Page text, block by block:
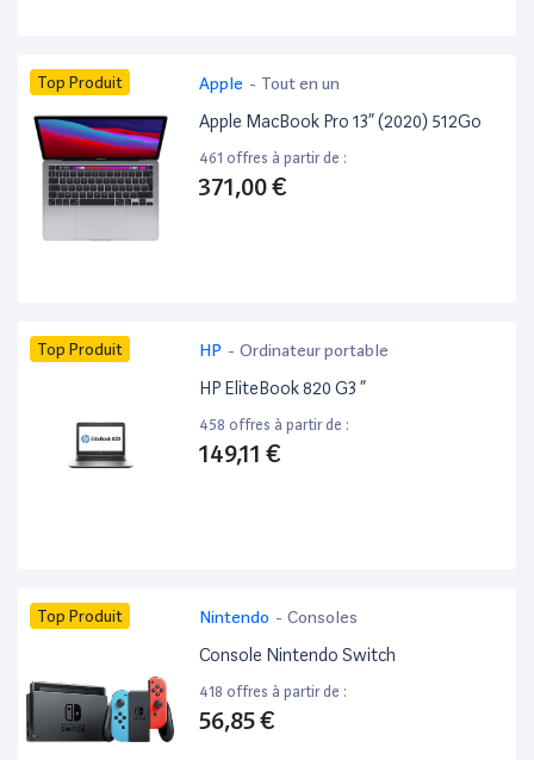
Top Produit Apple - Tout en un
Apple MacBook Pro 13” (2020) 512Go
461 offres à partir de :
371,00 €
Top Produit HP - Ordinateur portable
HP EliteBook 820 G3 ”
458 offres à partir de :
149,11 €
Top Produit Nintendo - Consoles
Console Nintendo Switch
418 offres à partir de :
56,85 €